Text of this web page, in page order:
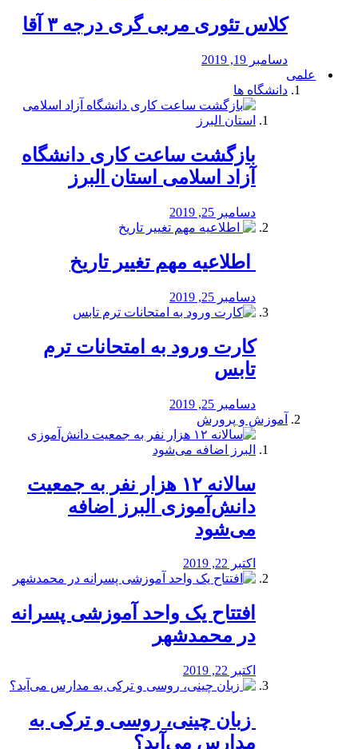
کلاس تئوری مربی گری درجه ۳ آقا
دسامبر 19, 2019
علمی
دانشگاه ها
بازگشت ساعت کاری دانشگاه
آزاد اسلامی استان البرز
دسامبر 25, 2019
️ اطلاعیه مهم تغییر تاریخ
دسامبر 25, 2019
کارت ورود به امتحانات ترم
تابس
دسامبر 25, 2019
آموزش و پرورش
️سالانه ۱۲ هزار نفر به جمعیت
دانش‌آموزی البرز اضافه
می‌شود
اکتبر 22, 2019
افتتاح یک واحد آموزشی پسرانه
در محمدشهر
اکتبر 22, 2019
️ زبان چینی، روسی و ترکی به
مدارس می‌آید؟